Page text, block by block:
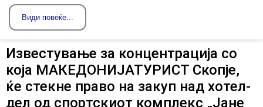
Види повеќе...
Известување за концентрација со
која МАКЕДОНИЈАТУРИСТ Скопје,
ќе стекне право на закуп над хотел-
дел од спортскиот комплекс „Јане